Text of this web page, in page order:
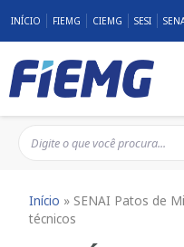
INÍCIO FIEMG CIEMG SESI
Início » SENAI Patos de
técnicos